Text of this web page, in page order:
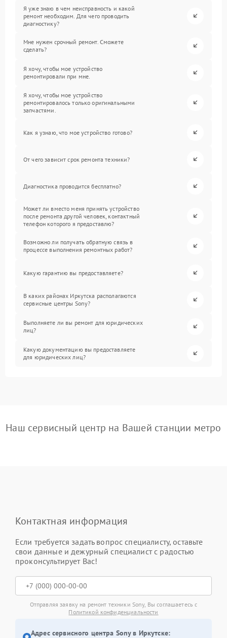
Я уже знаю в чем неисправность и какой
ремонт необходим. Для чего проводить
диагностику?
Мне нужен срочный ремонт. Сможете
сделать?
Я хочу, чтобы мое устройство
ремонтировали при мне.
Я хочу, чтобы мое устройство
ремонтировалось только оригинальными
запчастями.
Как я узнаю, что мое устройство готово?
От чего зависит срок ремонта техники?
Диагностика проводится бесплатно?
Может ли вместо меня принять устройство
после ремонта другой человек, контактный
телефон которого я предоставлю?
Возможно ли получать обратную связь в
процессе выполнения ремонтных работ?
Какую гарантию вы предоставляете?
В каких районах Иркутска располагаются
сервисные центры Sony?
Выполняете ли вы ремонт для юридических
лиц?
Какую документацию вы предоставляете
для юридических лиц?
Наш сервисный центр на Вашей станции метро
Контактная информация
Если требуется задать вопрос специалисту, оставьте
свои данные и дежурный специалист с радостью
проконсультирует Вас!
Отправляя заявку на ремонт техники Sony, Вы соглашаетесь с
Политикой конфиденциальности
Адрес сервисного центра Sony в Иркутске: